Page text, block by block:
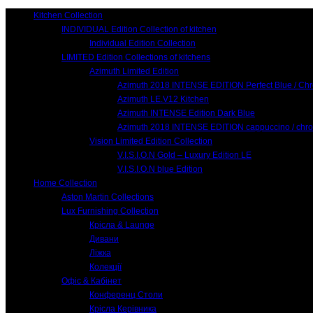
Kitchen Collection
INDIVIDUAL Edition Collection of kitchen
Individual Edition Collection
LIMITED Edition Collections of kitchens
Azimuth Limited Edition
Azimuth 2018 INTENSE EDITION Perfect Blue /
Azimuth LE.V12 Kitchen
Azimuth INTENSE Edition Dark Blue
Azimuth 2018 INTENSE EDITION cappuccino /
Vision Limited Edition Collection
V.I.S.I.O.N Gold – Luxury Edition LE
V.I.S.I.O.N blue Edition
Home Collection
Aston Martin Collections
Lux Furnishing Collection
Крісла & Launge
Дивани
Ліжка
Колекції
Офіс & Кабінет
Конференц Столи
Крісла Керівника